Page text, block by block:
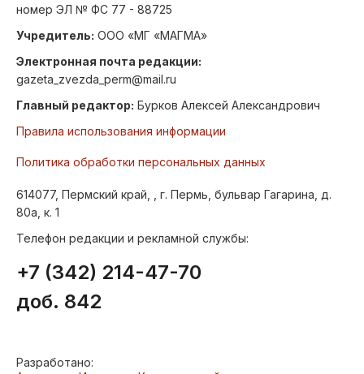
номер ЭЛ № ФС 77 - 88725
Учредитель: ООО «МГ «МАГМА»
Электронная почта редакции:
gazeta_zvezda_perm@mail.ru
Главный редактор: Бурков Алексей Александрович
Правила использования информации
Политика обработки персональных данных
614077, Пермский край, , г. Пермь, бульвар Гагарина, д.
80а, к. 1
Телефон редакции и рекламной службы:
+7 (342) 214-47-70
доб. 842
Разработано: